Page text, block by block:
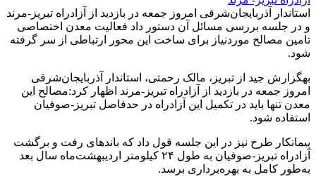
استاندار آذربایجان‌شرقی امروز جمعه در بازدید از آزادراه تبریز-مرند
و در جلسه بررسی مسائل آن دستور داد فعالیت معدن اختصاصی
تامین مصالح موردنیاز برای ساخت این محور ارتباطی از سر گرفته
شود.
بهگزارش جید از تبریز، مالک رحمتی، استاندار آذربایجان‌شرقی
امروز جمعه در بازدید از آزادراه تبریز-مرند اظهار کرد:مصالح این
معدن تنها باید در تکمیل این آزادراه در حدفاصل تبریز-صوفیان
استفاده شود.
پیمانکار طرح نیز در این جلسه قول داد که باندهای رفت و برگشت
آزادراه تبریز-صوفیان به طول ۲۴ کیلومتر اردیبهشت‌ماه سال بعد
به‌طور کامل به بهره‌برداری برسد.